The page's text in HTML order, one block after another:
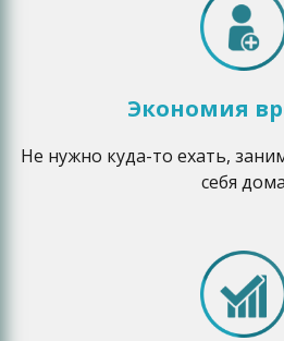
Экономия
Не нужно куда-то ехать,
себя дома